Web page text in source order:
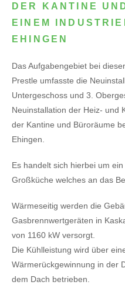
DER KANTINE
EINEM
EHINGEN
Das Aufgabengebiet bei
Prestle umfasste die
Untergeschoss und 3.
Neuinstallation der Heiz- und
der Kantine und Büroräume
Ehingen.
Es handelt sich hierbei um
Großküche welches an das
Wärmeseitig werden die
Gasbrennwertgeräten in
von 1160 kW versorgt.
Die Kühlleistung wird über
Wärmerückgewinnung in der
dem Dach betrieben.